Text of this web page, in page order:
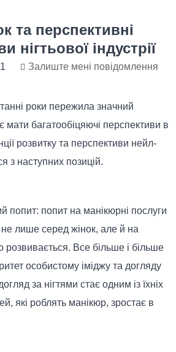
та перспективні
нігтьової індустрії
1 Залиште мені повідомлення
роки пережила значний
мати багатообіцяючі перспективи в
розвитку та перспективи нейл-
з наступних позицій.
попит: попит на манікюрні послуги
лише серед жінок, але й на
розвивається. Все більше і більше
особистому іміджу та догляду
за нігтями стає одним із їхніх
які роблять манікюр, зростає в